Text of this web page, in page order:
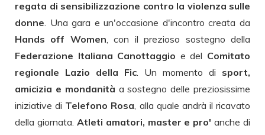
regata di sensibilizzazione contro la violenza sulle
donne Una gara e un'occasione d'incontro creata da
Hands off Women , con il prezioso sostegno della
Federazione Italiana Canottaggio e del Comitato
regionale Lazio della Fic . Un momento di sport,
amicizia e mondanità a sostegno delle preziosissime
iniziative di Telefono Rosa , alla quale andrà il ricavato
della giornata. Atleti amatori, master e pro' anche di